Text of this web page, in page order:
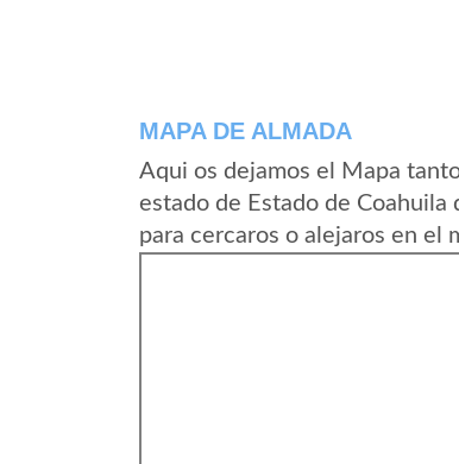
MAPA DE ALMADA
Aqui os dejamos el Mapa
estado de Estado de
para cercaros o alejaros en el